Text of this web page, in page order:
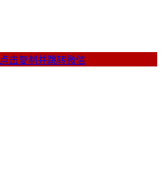
点击复制并跳转微信